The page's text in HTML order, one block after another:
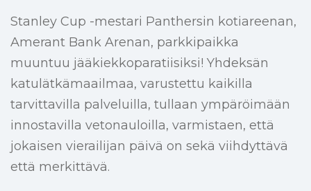
Stanley Cup -mestari Panthersin kotiareenan,
Amerant Bank Arenan, parkkipaikka
muuntuu jääkiekkoparatiisiksi! Yhdeksän
katulätkämaailmaa, varustettu kaikilla
tarvittavilla palveluilla, tullaan ympäröimään
innostavilla vetonauloilla, varmistaen, että
jokaisen vierailijan päivä on sekä viihdyttävä
että merkittävä.